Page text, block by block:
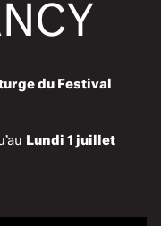
du Festival
Lundi 1 juillet